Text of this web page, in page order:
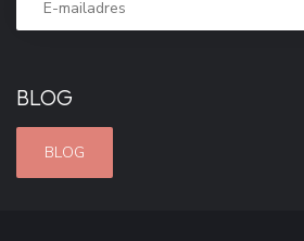
BLOG
BLOG